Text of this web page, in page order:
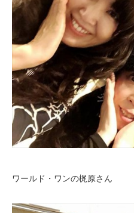
ワールド・ワンの梶原さん